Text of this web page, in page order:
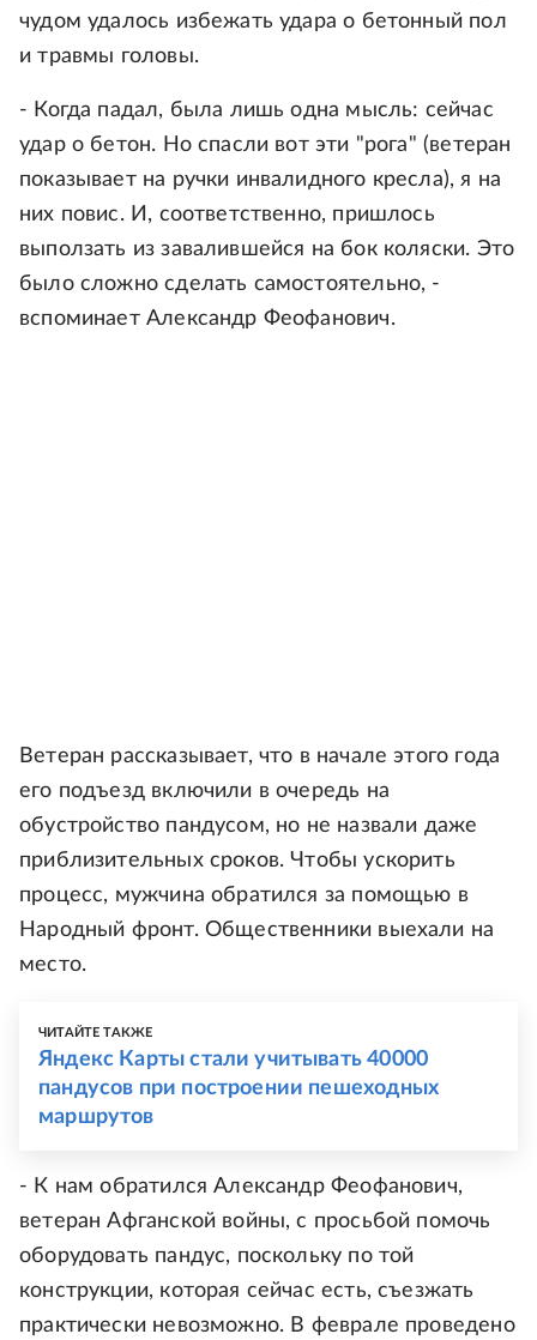
чудом удалось избежать удара о бетонный пол
и травмы головы.
- Когда падал, была лишь одна мысль: сейчас
удар о бетон. Но спасли вот эти "рога" (ветеран
показывает на ручки инвалидного кресла), я на
них повис. И, соответственно, пришлось
выползать из завалившейся на бок коляски. Это
было сложно сделать самостоятельно, -
вспоминает Александр Феофанович.
Ветеран рассказывает, что в начале этого года
его подъезд включили в очередь на
обустройство пандусом, но не назвали даже
приблизительных сроков. Чтобы ускорить
процесс, мужчина обратился за помощью в
Народный фронт. Общественники выехали на
место.
ЧИТАЙТЕ ТАКЖЕ
Яндекс Карты стали учитывать 40000
пандусов при построении пешеходных
маршрутов
- К нам обратился Александр Феофанович,
ветеран Афганской войны, с просьбой помочь
оборудовать пандус, поскольку по той
конструкции, которая сейчас есть, съезжать
практически невозможно. В феврале проведено